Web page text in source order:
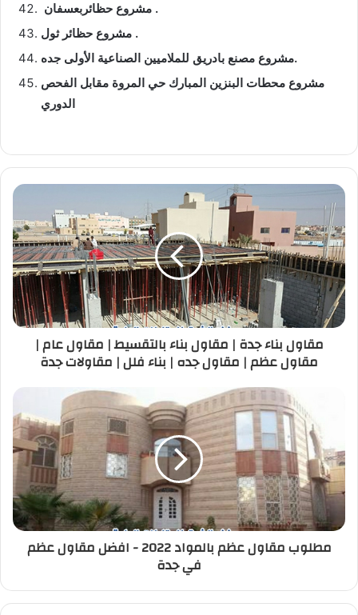
مشروع حظائربعسفان .
مشروع حظائر ثول .
مشروع مصنع بادريق للملاميين الصناعية الأولى جده.
مشروع محطات البنزين المبارك حي المروة مقابل الفحص
الدوري
مقاول بناء جدة | مقاول بناء بالتقسيط | مقاول عام |
مقاول عظم | مقاول جده | بناء فلل | مقاولات جدة
مطلوب مقاول عظم بالمواد 2022 - افضل مقاول عظم
في جدة